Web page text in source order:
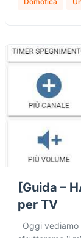
[Guida –
per TV
Oggi vediamo